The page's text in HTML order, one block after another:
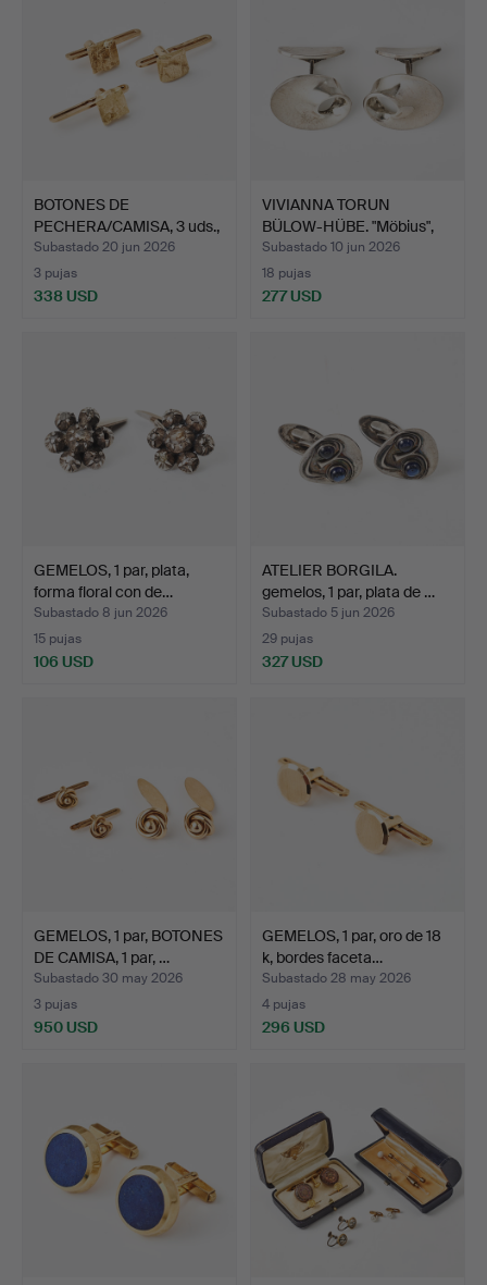
BOTONES DE
PECHERA/CAMISA, 3 uds.,
oro de …
Subastado 20 jun 2026
3 pujas
338 USD
VIVIANNA TORUN
BÜLOW-HÜBE. "Möbius",
gemel…
Subastado 10 jun 2026
18 pujas
277 USD
GEMELOS, 1 par, plata,
forma floral con de…
Subastado 8 jun 2026
15 pujas
106 USD
ATELIER BORGILA.
gemelos, 1 par, plata de …
Subastado 5 jun 2026
29 pujas
327 USD
GEMELOS, 1 par, BOTONES
DE CAMISA, 1 par, …
Subastado 30 may 2026
3 pujas
950 USD
GEMELOS, 1 par, oro de 18
k, bordes faceta…
Subastado 28 may 2026
4 pujas
296 USD